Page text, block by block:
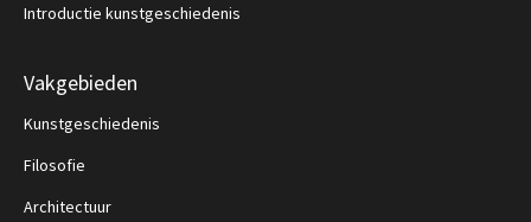
Introductie kunstgeschiedenis
Vakgebieden
Kunstgeschiedenis
Filosofie
Architectuur